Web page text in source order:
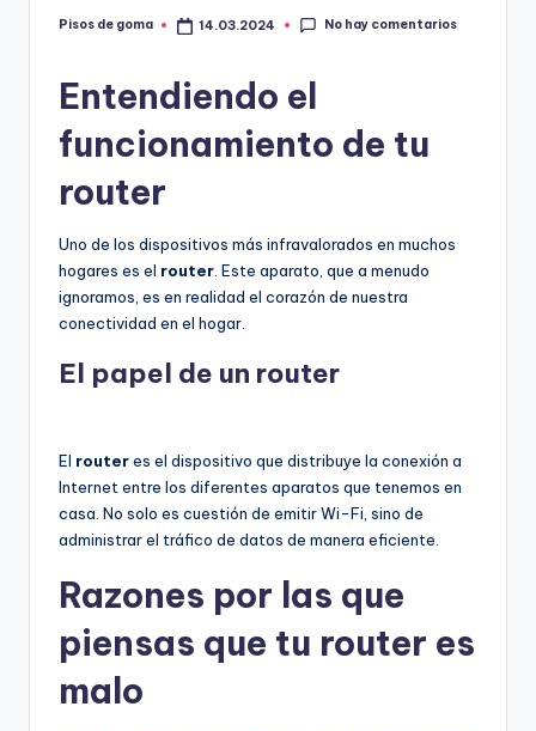
Publicado
Pisos de goma 14.03.2024 No hay comentarios
Entendiendo el
funcionamiento de tu
router
Uno de los dispositivos más infravalorados en muchos
hogares es el router . Este aparato, que a menudo
ignoramos, es en realidad el corazón de nuestra
conectividad en el hogar.
El papel de un router
El routeres el dispositivo que distribuye la conexión a
Internet entre los diferentes aparatos que tenemos en
casa. No solo es cuestión de emitir Wi-Fi, sino de
administrar el tráfico de datos de manera eficiente.
Razones por las que
piensas que tu router es
malo